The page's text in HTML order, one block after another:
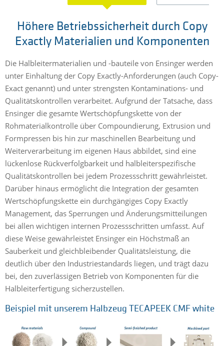
Höhere Betriebssicherheit durch Copy
Exactly Materialien und Komponenten
Die Halbleitermaterialien und -bauteile von Ensinger werden
unter Einhaltung der Copy Exactly-Anforderungen (auch Copy-
Exact genannt) und unter strengsten Kontaminations- und
Qualitätskontrollen verarbeitet. Aufgrund der Tatsache, dass
Ensinger die gesamte Wertschöpfungskette von der
Rohmaterialkontrolle über Compoundierung, Extrusion und
Formpressen bis hin zur maschinellen Bearbeitung und
Weiterverarbeitung im eigenen Haus abbildet, sind eine
lückenlose Rückverfolgbarkeit und halbleiterspezifische
Qualitätskontrollen bei jedem Prozessschritt gewährleistet.
Darüber hinaus ermöglicht die Integration der gesamten
Wertschöpfungskette ein durchgängiges Copy Exactly
Management, das Sperrungen und Änderungsmitteilungen
bei allen wichtigen internen Prozessschritten umfasst. Auf
diese Weise gewährleistet Ensinger ein Höchstmaß an
Sauberkeit und gleichbleibender Qualitätsleistung, die
deutlich über den Industriestandards liegen, und trägt dazu
bei, den zuverlässigen Betrieb von Komponenten für die
Halbleiterfertigung sicherzustellen.
Beispiel mit unserem Halbzeug TECAPEEK CMF white